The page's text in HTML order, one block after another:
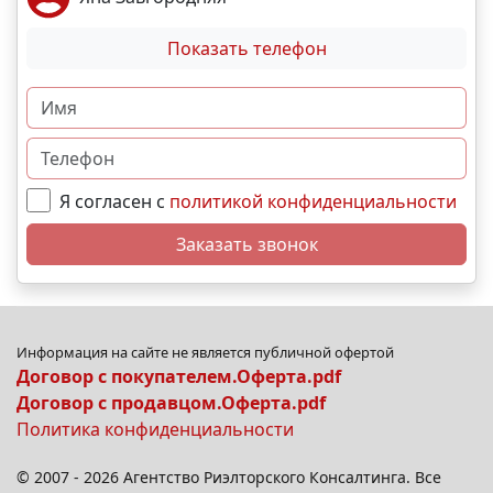
Показать телефон
Я согласен с политикой конфиденциальности
Заказать звонок
Информация на сайте не является публичной офертой
Договор с покупателем.Оферта.pdf
Договор с продавцом.Оферта.pdf
Политика конфиденциальности
© 2007 - 2026 Агентство Риэлторского Консалтинга. Все